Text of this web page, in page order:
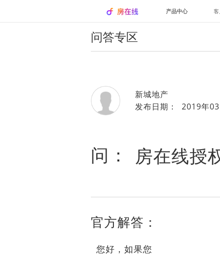
产品中心
问答专区
新城地产
发布日期： 2019年
问： 房在线授
官方解答：
您好，如果您